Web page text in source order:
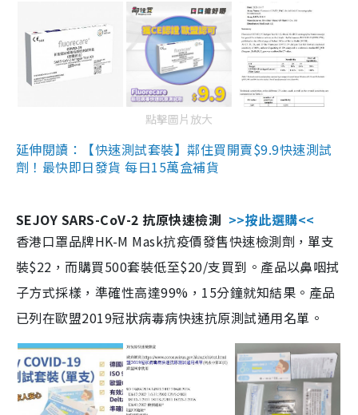
點擊圖片放大
延伸閱讀：【快速測試套裝】鄰住買開賣$9.9快速測試
劑！最快即日發貨 每日15萬盒補貨
SEJOY SARS-CoV-2 抗原快速檢測 >>按此選購<<
香港口罩品牌HK-M Mask抗疫價發售快速檢測劑，單支
裝$22，而購買500套裝低至$20/支買到。產品以鼻咽拭
子方式採樣，準確性高達99%，15分鐘就知結果。產品
已列在歐盟2019冠狀病毒病快速抗原測試通用名單。